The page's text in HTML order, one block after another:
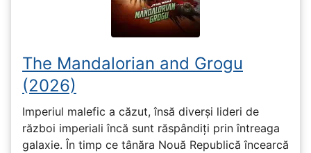
The Mandalorian and Grogu
(2026)
Imperiul malefic a căzut, însă diverși lideri de
război imperiali încă sunt răspândiți prin întreaga
galaxie. În timp ce tânăra Nouă Republică încearcă